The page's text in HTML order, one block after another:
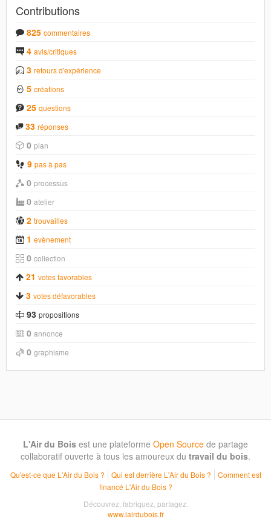
Contributions
825 commentaires
4 avis/critiques
3 retours d'expérience
5 créations
25 questions
33 réponses
0 plan
9 pas à pas
0 processus
0 atelier
2 trouvailles
1 evènement
0 collection
21 votes favorables
3 votes défavorables
93 propositions
0 annonce
0 graphisme
L'Air du Bois est une plateforme Open Source de partage
collaboratif ouverte à tous les amoureux du travail du bois.
Qu'est-ce que L'Air du Bois ? Qui est derrière L'Air du Bois ?
Comment est
financé L'Air du Bois ?
Découvrez, fabriquez, partagez.
www.lairdubois.fr